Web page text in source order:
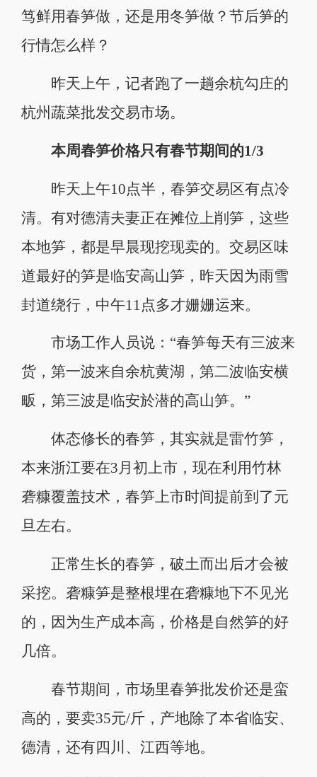
笃鲜用春笋做，还是用冬笋做？节后笋的
行情怎么样？
昨天上午，记者跑了一趟余杭勾庄的
杭州蔬菜批发交易市场。
本周春笋价格只有春节期间的1/3
昨天上午10点半，春笋交易区有点冷
清。有对德清夫妻正在摊位上削笋，这些
本地笋，都是早晨现挖现卖的。交易区味
道最好的笋是临安高山笋，昨天因为雨雪
封道绕行，中午11点多才姗姗运来。
市场工作人员说：“春笋每天有三波来
货，第一波来自余杭黄湖，第二波临安横
畈，第三波是临安於潜的高山笋。”
体态修长的春笋，其实就是雷竹笋，
本来浙江要在3月初上市，现在利用竹林
砻糠覆盖技术，春笋上市时间提前到了元
旦左右。
正常生长的春笋，破土而出后才会被
采挖。砻糠笋是整根埋在砻糠地下不见光
的，因为生产成本高，价格是自然笋的好
几倍。
春节期间，市场里春笋批发价还是蛮
高的，要卖35元/斤，产地除了本省临安、
德清，还有四川、江西等地。